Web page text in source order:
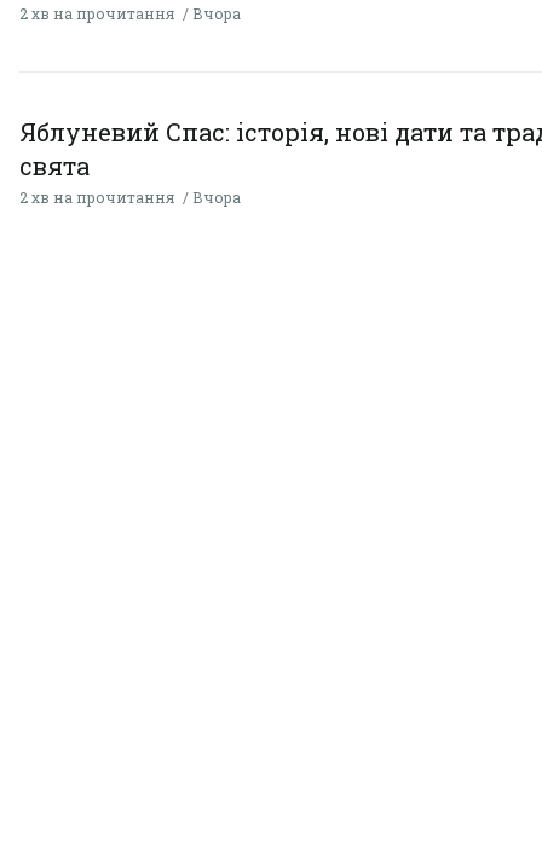
2 хв на прочитання Вчора
Яблуневий Спас: історія, нові дати та
свята
2 хв на прочитання Вчора